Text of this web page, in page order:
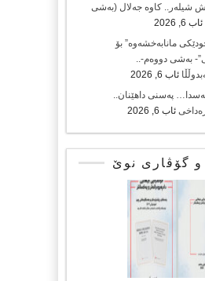
شیلەر.. کاوە جەلال (بەشی
ئاب 6, 2026
مانابەخشەوە” بۆ
بەشی دووەم-..
ئاب 6, 2026
پەسنی داهێنان..
ئاب 6, 2026
گۆڤاری نوێ